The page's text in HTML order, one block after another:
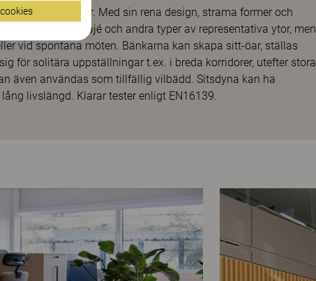
Med sin rena design, strama former och
är tänkt för foajé och andra typer av representativa ytor, men
vid spontana möten. Bänkarna kan skapa sitt-öar, ställas
för solitära uppställningar t.ex. i breda korridorer, utefter stora
även användas som tillfällig vilbädd. Sitsdyna kan ha
livslängd. Klarar tester enligt EN16139.